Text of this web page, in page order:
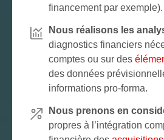
financement par exemple).
Nous réalisons les
diagnostics financiers
comptes ou sur des
des données
informations pro-forma.
Nous prenons en
propres à l’intégration